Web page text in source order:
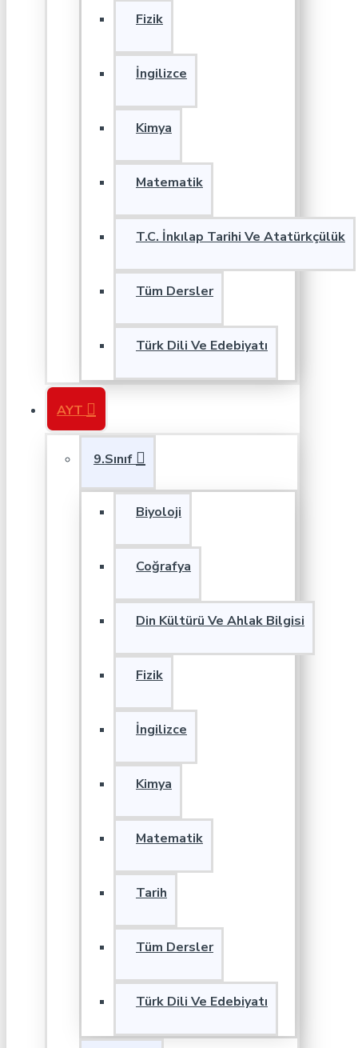
Fizik
İngilizce
Kimya
Matematik
T.C. İnkılap Tarihi Ve Atatürkçülük
Tüm Dersler
Türk Dili Ve Edebiyatı
AYT
9.Sınıf
Biyoloji
Coğrafya
Din Kültürü Ve Ahlak Bilgisi
Fizik
İngilizce
Kimya
Matematik
Tarih
Tüm Dersler
Türk Dili Ve Edebiyatı